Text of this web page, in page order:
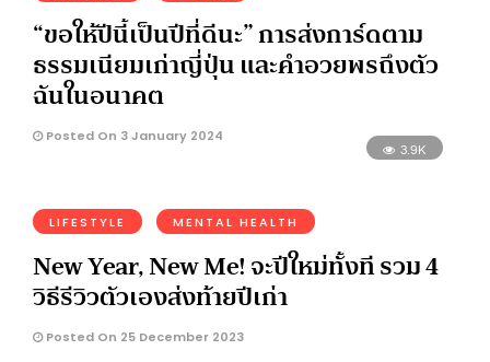
“ขอให้ปีนี้เป็นปีที่ดีนะ” การส่งการ์ดตาม
ธรรมเนียมเก่าญี่ปุ่น และคำอวยพรถึงตัว
ฉันในอนาคต
Posted On 3 January 2024
3.9K
LIFESTYLE MENTAL HEALTH
New Year, New Me! จะปีใหม่ทั้งที รวม 4
วิธีรีวิวตัวเองส่งท้ายปีเก่า
Posted On 25 December 2023